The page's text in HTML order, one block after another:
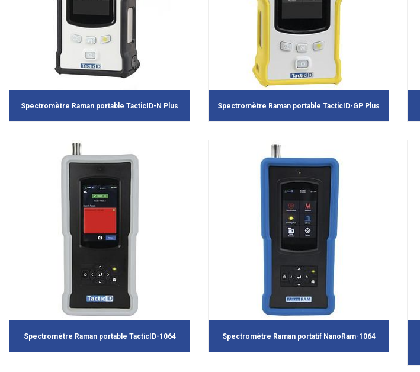
Spectromètre Raman portable TacticID-N Plus Spectromètre Raman portable TacticID-GP Plus
Spectromètre Raman portable TacticID-1064 Spectromètre Raman portatif NanoRam-1064